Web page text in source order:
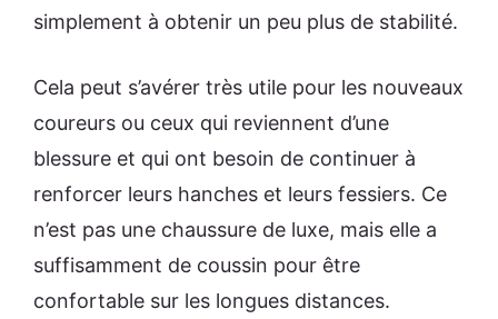
simplement à obtenir un peu plus de stabilité.
Cela peut s’avérer très utile pour les nouveaux
coureurs ou ceux qui reviennent d’une
blessure et qui ont besoin de continuer à
renforcer leurs hanches et leurs fessiers. Ce
n’est pas une chaussure de luxe, mais elle a
suffisamment de coussin pour être
confortable sur les longues distances.